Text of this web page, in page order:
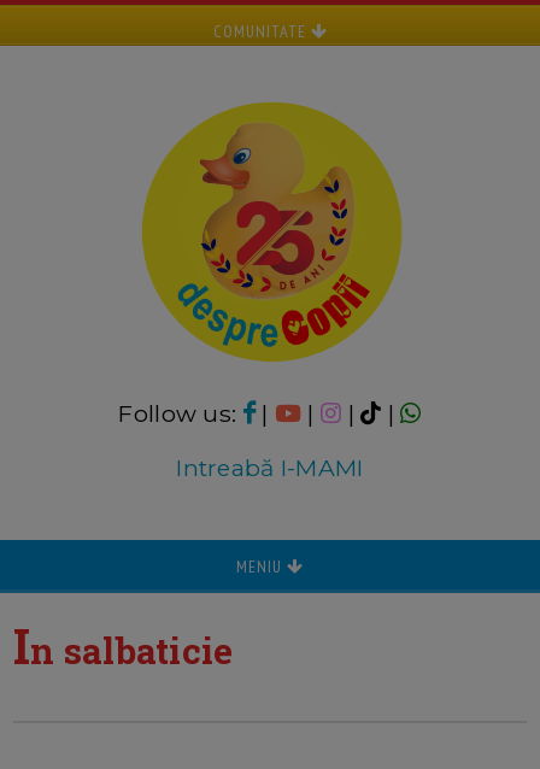
COMUNITATE
Follow us: | | |
|
Intreabă I-MAMI
MENIU
In salbaticie